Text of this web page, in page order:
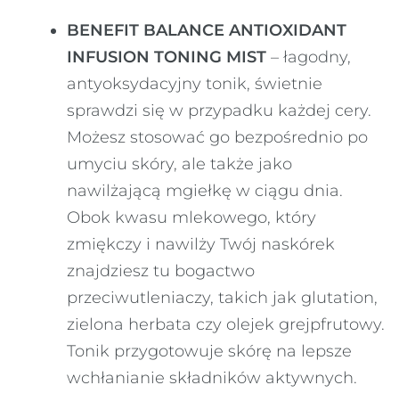
BENEFIT BALANCE ANTIOXIDANT
INFUSION TONING MIST – łagodny,
antyoksydacyjny tonik, świetnie
sprawdzi się w przypadku każdej cery.
Możesz stosować go bezpośrednio po
umyciu skóry, ale także jako
nawilżającą mgiełkę w ciągu dnia.
Obok kwasu mlekowego, który
zmiękczy i nawilży Twój naskórek
znajdziesz tu bogactwo
przeciwutleniaczy, takich jak glutation,
zielona herbata czy olejek grejpfrutowy.
Tonik przygotowuje skórę na lepsze
wchłanianie składników aktywnych.